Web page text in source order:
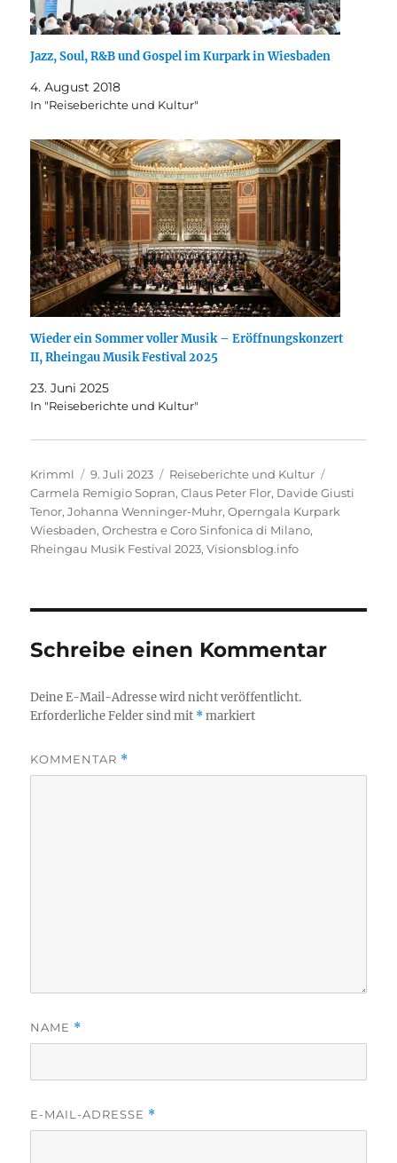
Jazz, Soul, R&B und Gospel im Kurpark in Wiesbaden
4. August 2018
In "Reiseberichte und Kultur"
Wieder ein Sommer voller Musik – Eröffnungskonzert
II, Rheingau Musik Festival 2025
23. Juni 2025
In "Reiseberichte und Kultur"
Autor
Krimml
Veröffentlicht
am
9. Juli 2023 Kategorien
Reiseberichte und Kultur
Carmela Remigio Sopran,Claus Peter Flor, Davide Giusti
Tenor,Johanna Wenninger-Muhr,Operngala Kurpark
Wiesbaden,Orchestra e Coro Sinfonica di Milano,
Rheingau Musik Festival 2023,Visionsblog.info
Schreibe einen Kommentar
Deine E-Mail-Adresse wird nicht veröffentlicht.
Erforderliche Felder sind mit *markiert
KOMMENTAR *
NAME *
E-MAIL-ADRESSE *